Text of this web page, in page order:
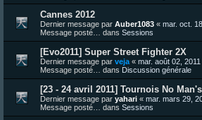
Cannes 2012
Dernier message par Auber1083 « mar. oct.
Message posté… dans Sessions
[Evo2011] Super Street Fighter 2X
Dernier message par veja « mar. août 02,
Message posté… dans Discussion générale
[23 - 24 avril 2011] Tournois No
Dernier message par yahari « mar. mars 29,
Message posté… dans Sessions